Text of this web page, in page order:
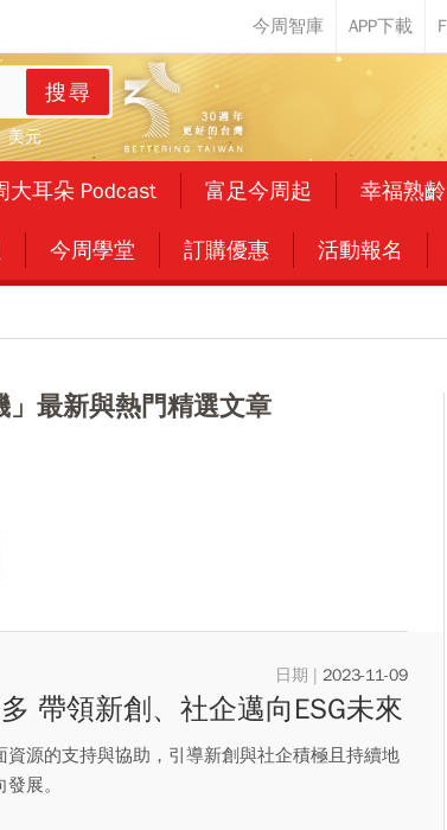
搜尋
美元
大耳朵 Podcast 富足今周起 幸福熟齡
今周學堂 訂購優惠 活動報名
」最新與熱門精選文章
2023-11-09
帶領新創、社企邁向ESG未來
資源的支持與協助，引導新創與社企積極且持續地
展。